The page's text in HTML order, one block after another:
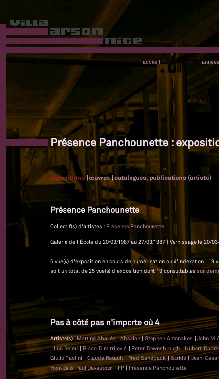
accueil années
Présence Panchounette :
expositions|œuvres|catalogues, publications (artiste)
Présence Panchounette
Collectif(s) d'artistes : Présence Panchounette
Galerie de l'École du 20/03/1987 au 27/03/1987 | Vernissage le 20/03/
6 vue(s) d'exposition en cours de numérisation ou d'indexation | 19
soit un total de 25 vue(s) d'exposition dont 19 consultablessur
Pas à côté pas n'importe où 4
Artiste(s) :Martine Aballéa|Absalon|Stephen Antonakos | John M
|Luc Deleu|Braco Dimitrijević | Peter Downsbrough|Hubert
Giulio Paolini |Claude Rutault|Fred Sandback|Sarkis|Jean-
Yoon Ja & Paul Devautour|IFP|Présence Panchounette